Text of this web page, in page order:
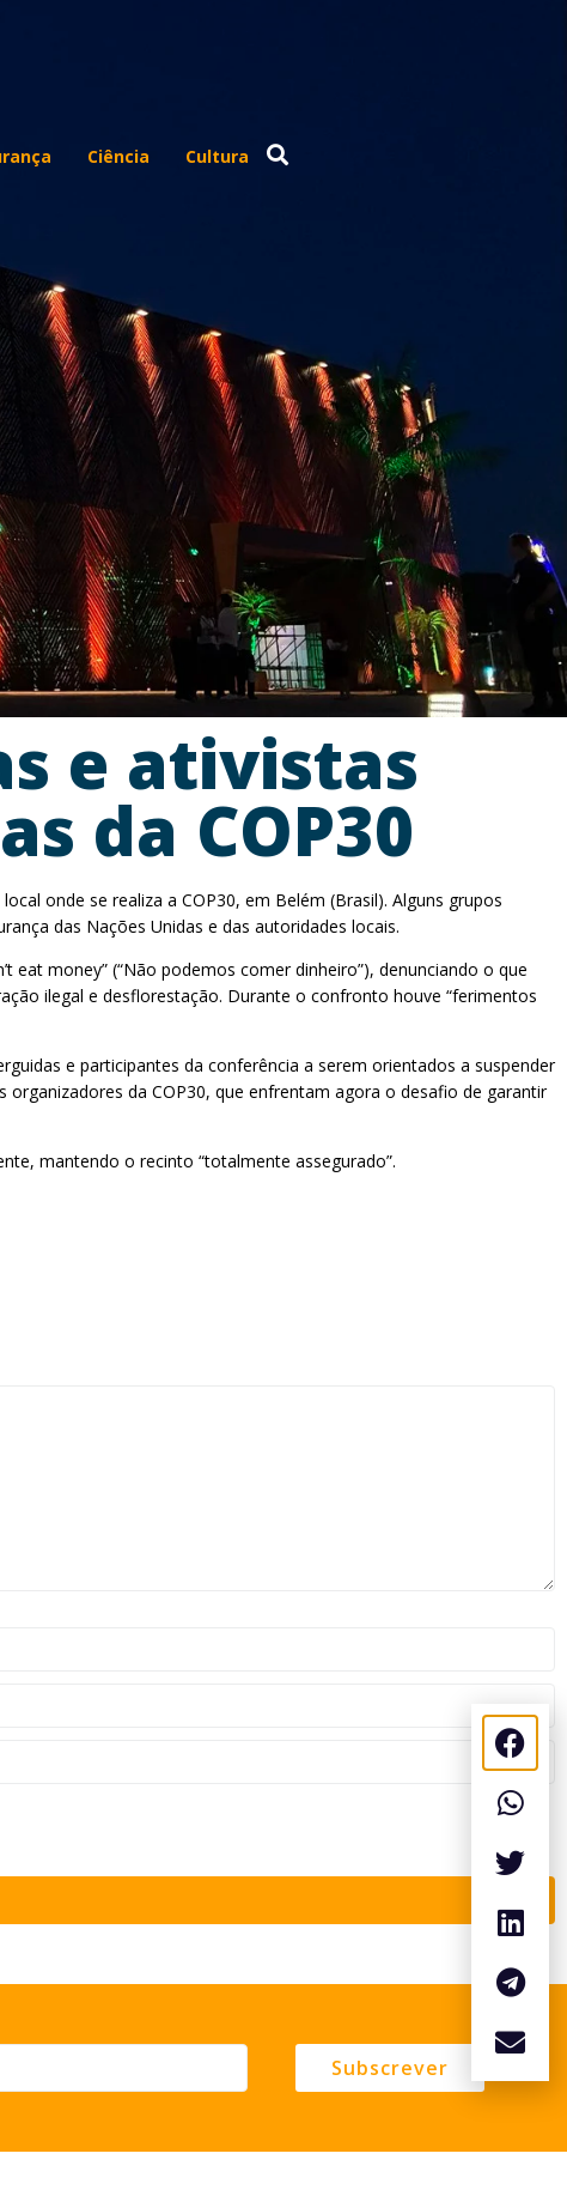
Ciência Cultura
e ativistas
da COP30
onde se realiza a COP30, em Belém (Brasil). Alguns grupos
das Nações Unidas e das autoridades locais.
eat money” (“Não podemos comer dinheiro”), denunciando o que
ilegal e desflorestação. Durante o confronto houve “ferimentos
e participantes da conferência a serem orientados a suspender
da COP30, que enfrentam agora o desafio de garantir
mantendo o recinto “totalmente assegurado”.
Subscrever